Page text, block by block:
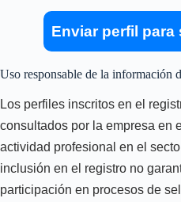
Enviar perfil
Uso responsable de la información
Los perfiles inscritos en el
consultados por la empresa en
actividad profesional en el
inclusión en el registro no
participación en procesos de